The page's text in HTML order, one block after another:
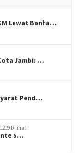
Lewat Banha…
Jambi: …
Pend…
1219 Dilihat
S…